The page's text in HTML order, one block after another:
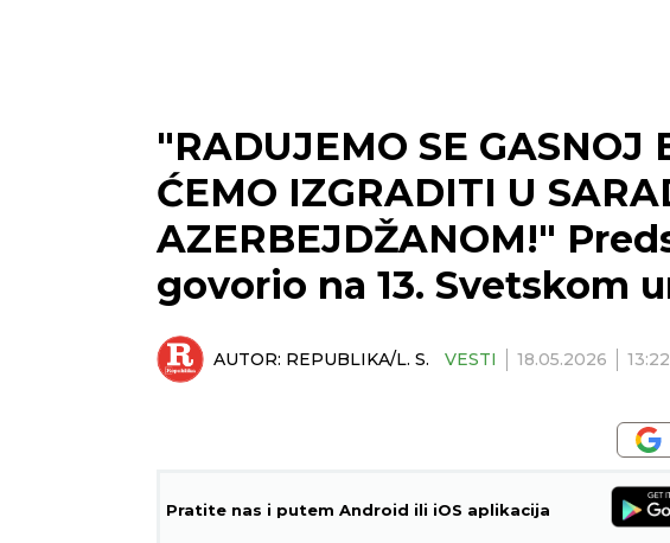
"RADUJEMO SE GASNOJ
ĆEMO IZGRADITI U
AZERBEJDŽANOM!"
govorio na 13. Svetskom
AUTOR: REPUBLIKA/L. S. VESTI 18.05.2026 13:22
Pratite nas i putem Android ili iOS aplikacija